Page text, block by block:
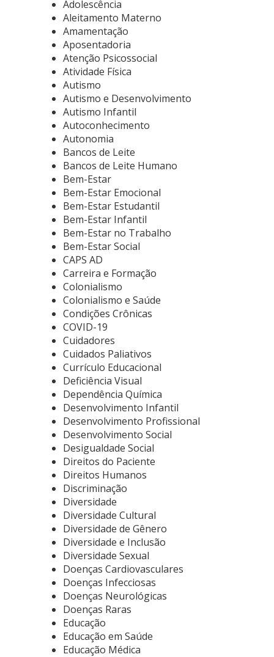
Adolescência
Aleitamento Materno
Amamentação
Aposentadoria
Atenção Psicossocial
Atividade Física
Autismo
Autismo e Desenvolvimento
Autismo Infantil
Autoconhecimento
Autonomia
Bancos de Leite
Bancos de Leite Humano
Bem-Estar
Bem-Estar Emocional
Bem-Estar Estudantil
Bem-Estar Infantil
Bem-Estar no Trabalho
Bem-Estar Social
CAPS AD
Carreira e Formação
Colonialismo
Colonialismo e Saúde
Condições Crônicas
COVID-19
Cuidadores
Cuidados Paliativos
Currículo Educacional
Deficiência Visual
Dependência Química
Desenvolvimento Infantil
Desenvolvimento Profissional
Desenvolvimento Social
Desigualdade Social
Direitos do Paciente
Direitos Humanos
Discriminação
Diversidade
Diversidade Cultural
Diversidade de Gênero
Diversidade e Inclusão
Diversidade Sexual
Doenças Cardiovasculares
Doenças Infecciosas
Doenças Neurológicas
Doenças Raras
Educação
Educação em Saúde
Educação Médica